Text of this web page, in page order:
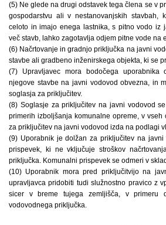
(5) Ne glede na drugi odstavek tega člena se v
gospodarstvu ali v nestanovanjskih stavbah,
celoto in imajo enega lastnika, s pitno vodo iz
več stavb, lahko zagotavlja odjem pitne vode na
(6) Načrtovanje in gradnjo priključka na javni
stavbe ali gradbeno inženirskega objekta, ki se
(7) Upravljavec mora bodočega uporabnika
njegove stavbe na javni vodovod obvezna, in
soglasja za priključitev.
(8) Soglasje za priključitev na javni vodovod
primerih izboljšanja komunalne opreme, v vseh
za priključitev na javni vodovod izda na podlagi
(9) Uporabnik je dolžan za priključitev na javni
prispevek, ki ne vključuje stroškov
priključka. Komunalni prispevek se odmeri v
(10) Uporabnik mora pred priključitvijo na
upravljavca pridobiti tudi služnostno pravico z
sicer v breme tujega zemljišča, v primeru
vodovodnega priključka.